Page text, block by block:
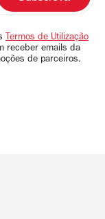
Termos de Utilização
receber emails da
de parceiros.